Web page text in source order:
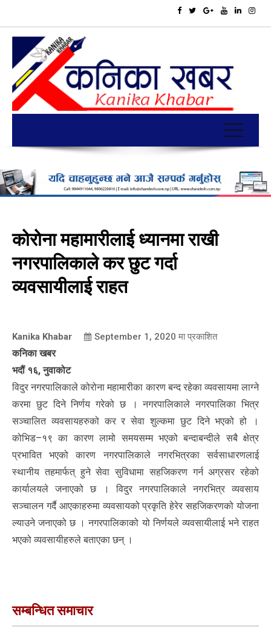
कोरोना महामारीलाई ध्यानमा राखी
नगरपालिकाले कर छुट गर्दा
व्यवसायीलाई राहत
Kanika Khabar September 1, 2020 मा प्रकाशित
कनिका खबर
भदौं १६, नुवाकोट
विदुर नगरपालिकाले कोरोना महामारीका कारण बन्द रहेका व्यवसायमा लाग्ने
करमा छुट दिने निर्णय गरेको छ । नगरपालिकाले नगरपालिका भित्र
सञ्चालित व्यवसायहरुको कर र सेवा शुल्कमा छुट दिने भएको हो ।
कोभिड–१९ का कारण लामो समयसम्म भएको बन्दाबन्दीले सबै क्षेत्र
प्रभावित भएको कारण नगरपालिकाले नगरभित्रका सर्वसाधारणलाई
स्थानीय तहमार्फत् हुने सेवा सुविधामा सहजिकरण गर्न अग्रसर रहेको
कार्यालयले जनाएको छ । विदुर नगरपालिकाले नगरभित्र व्यवसाय
सञ्चालन गर्दै आएकाहरुमा व्यवसायको प्रकृति हेरेर सहजिकरणको योजना
ल्याउने जनाएको छ । नगरपालिकाको यो निर्णयले व्यवसायीलाई भने राहत
भएको व्यवसायीहरुले बताएका छन् ।
सम्बन्धित समाचार